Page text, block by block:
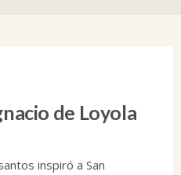
de Loyola
inspiró a San